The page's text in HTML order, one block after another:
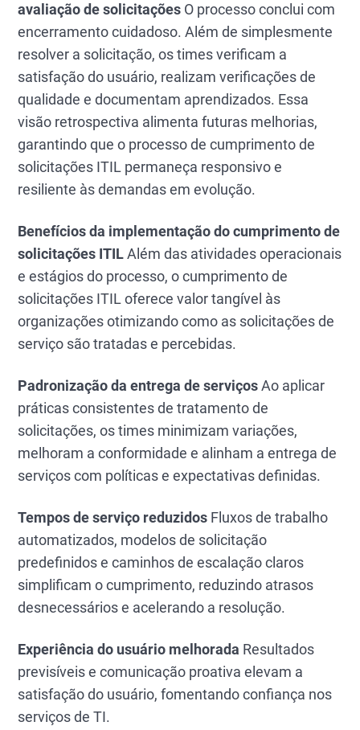
avaliação de solicitações O processo conclui com
encerramento cuidadoso. Além de simplesmente
resolver a solicitação, os times verificam a
satisfação do usuário, realizam verificações de
qualidade e documentam aprendizados. Essa
visão retrospectiva alimenta futuras melhorias,
garantindo que o processo de cumprimento de
solicitações ITIL permaneça responsivo e
resiliente às demandas em evolução.
Benefícios da implementação do cumprimento de
solicitações ITILAlém das atividades operacionais
e estágios do processo, o cumprimento de
solicitações ITIL oferece valor tangível às
organizações otimizando como as solicitações de
serviço são tratadas e percebidas.
Padronização da entrega de serviçosAo aplicar
práticas consistentes de tratamento de
solicitações, os times minimizam variações,
melhoram a conformidade e alinham a entrega de
serviços com políticas e expectativas definidas.
Tempos de serviço reduzidos Fluxos de trabalho
automatizados, modelos de solicitação
predefinidos e caminhos de escalação claros
simplificam o cumprimento, reduzindo atrasos
desnecessários e acelerando a resolução.
Experiência do usuário melhorada Resultados
previsíveis e comunicação proativa elevam a
satisfação do usuário, fomentando confiança nos
serviços de TI.